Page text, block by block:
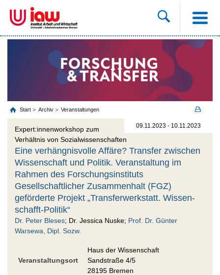
Start Archiv Veranstaltungen
09.11.2023 - 10.11.2023
Expert:innenworkshop zum
Verhältnis von Sozialwissenschaften
Eine verhängnisvolle Affäre? Transfer zwischen
Wissenschaft und Politik. Veranstaltung im
Rahmen des Forschungsinstituts
Gesellschaftlicher Zusammenhalt (FGZ)
geförderte Projekt „Transferwerkstatt. Wissen-
schafft-Politik“
Dr. Peter Bleses; Dr. Jessica Nuske; Prof. Dr. Günter
Warsewa, Dipl. Sozw.
Veranstaltungsort
Haus der Wissenschaft
Sandstraße 4/5
28195 Bremen